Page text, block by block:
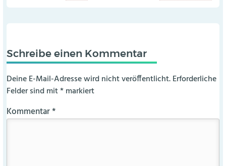
Schreibe einen Kommentar
Deine E-Mail-Adresse wird nicht veröffentlicht. Erforderliche
Felder sind mit*markiert
Kommentar*